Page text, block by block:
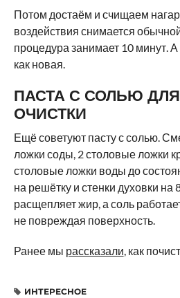
Потом достаём и счищаем
воздействия снимается
процедура занимает 10 минут.
как новая.
ПАСТА С СОЛЬЮ
ОЧИСТКИ
Ещё советуют пасту с солью.
ложки соды, 2 столовые ложки
столовые ложки воды до
на решётку и стенки духовки на
расщепляет жир, а соль
не повреждая поверхность.
Ранее мы рассказали , как
ИНТЕРЕСНОЕ